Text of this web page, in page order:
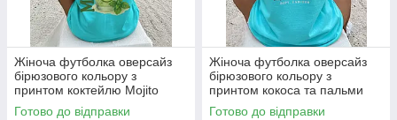
Жіноча футболка оверсайз
бірюзового кольору з
принтом коктейлю Mojito
Готово до відправки
Жіноча футболка оверсайз
бірюзового кольору з
принтом кокоса та пальми
Готово до відправки